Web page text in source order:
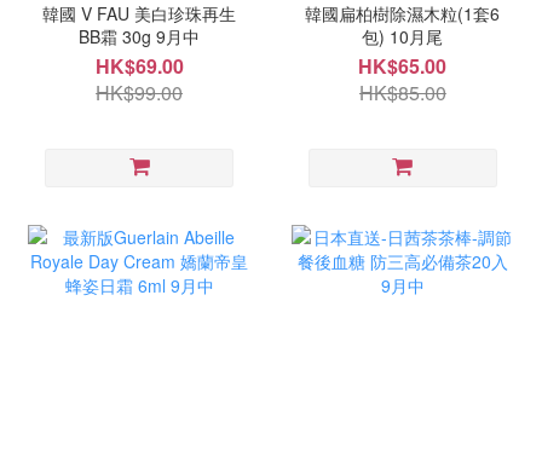
韓國 V FAU 美白珍珠再生
BB霜 30g 9月中
HK$69.00
HK$99.00
韓國扁柏樹除濕木粒(1套6
包) 10月尾
HK$65.00
HK$85.00